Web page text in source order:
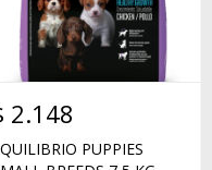
2.148
PUPPIES